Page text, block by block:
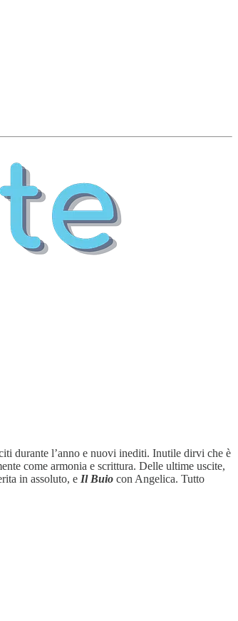
durante l’anno e nuovi inediti. Inutile dirvi che è
come armonia e scrittura. Delle ultime uscite,
in assoluto, e Il Buio con Angelica. Tutto